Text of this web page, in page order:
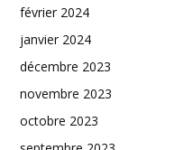
février 2024
janvier 2024
décembre 2023
novembre 2023
octobre 2023